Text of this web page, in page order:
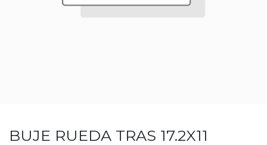
BUJE RUEDA TRAS 17.2X11